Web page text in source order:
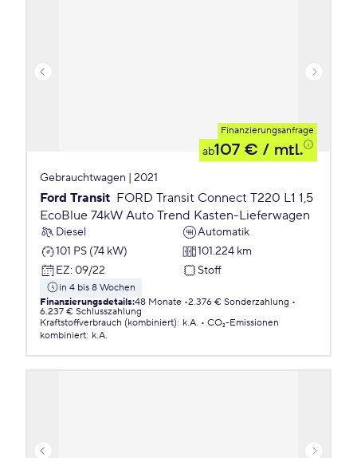
Finanzierungsanfrage
ab107 € / mtl.
Gebrauchtwagen | 2021
Ford Transit FORD Transit Connect T220 L1 1,5
EcoBlue 74kW Auto Trend Kasten-Lieferwagen
Diesel
Automatik
101 PS (74 kW)
101.224 km
EZ: 09/22 Stoff
in 4 bis 8 Wochen
Finanzierungsdetails:48 Monate 2.376 € Sonderzahlung
6.237 € Schlusszahlung
Kraftstoffverbrauch (kombiniert): k.A.
CO₂-Emissionen
kombiniert: k.A.